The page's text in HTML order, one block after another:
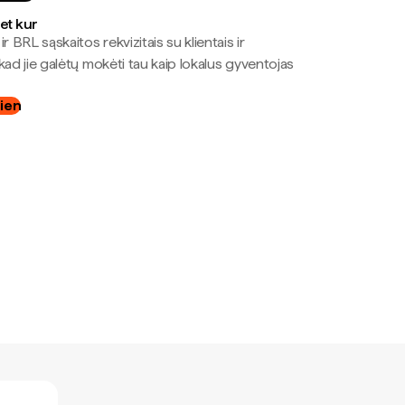
kur
ir BRL sąskaitos rekvizitais su klientais ir
jie galėtų mokėti tau kaip lokalus gyventojas